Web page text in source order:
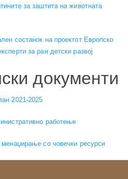
за заштита на животната
состанок на проектот Европско
за ран детски развој
документи
2021-2025
работење
менаџирање со човечки ресурси